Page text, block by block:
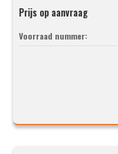
Prijs op aanvraag
Voorraad nummer: